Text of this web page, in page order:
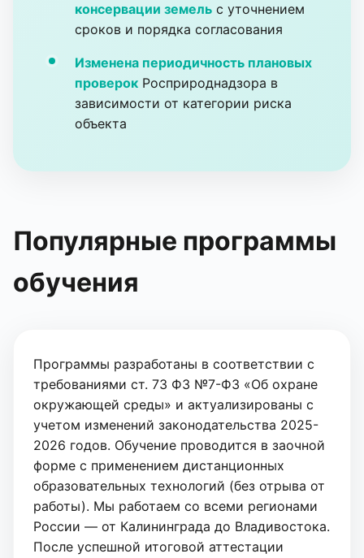
консервации земель с уточнением
сроков и порядка согласования
Изменена периодичность плановых
проверок Росприроднадзора в
зависимости от категории риска
объекта
Популярные программы
обучения
Программы разработаны в соответствии с
требованиями ст. 73 ФЗ №7-ФЗ «Об охране
окружающей среды» и актуализированы с
учетом изменений законодательства 2025-
2026 годов. Обучение проводится в заочной
форме с применением дистанционных
образовательных технологий (без отрыва от
работы). Мы работаем со всеми регионами
России — от Калининграда до Владивостока.
После успешной итоговой аттестации